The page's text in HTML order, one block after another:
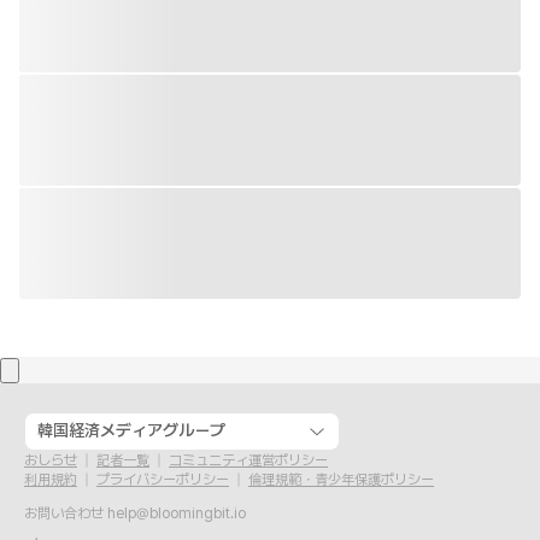
韓国経済メディアグループ
おしらせ 記者一覧
コミュニティ運営ポリシー
利用規約
プライバシーポリシー
倫理規範・青少年保護ポリシー
お問い合わせ help@bloomingbit.io